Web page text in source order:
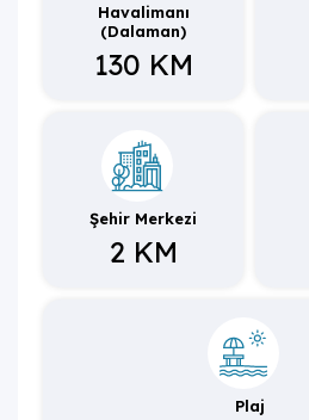
Havalimanı
(Dalaman)
130 KM
Şehir Merkezi
2 KM
Plaj